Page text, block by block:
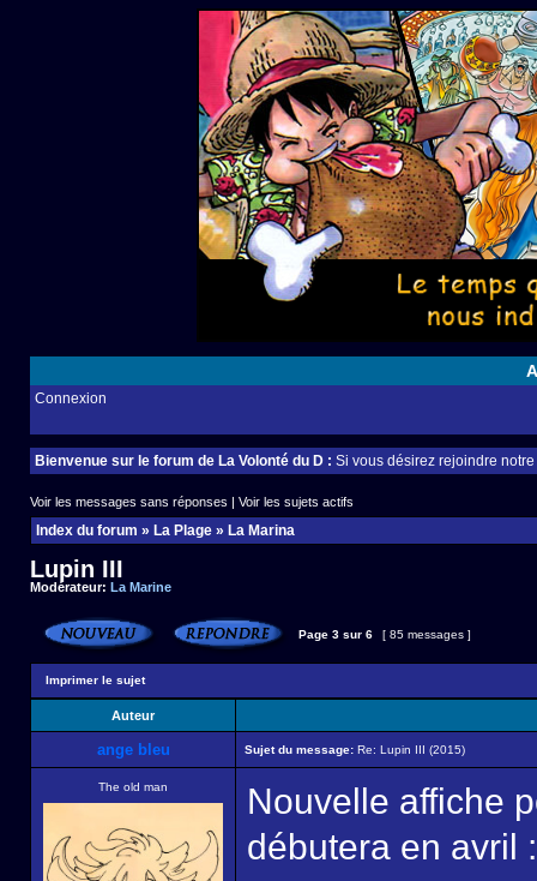
Connexion
Bienvenue sur le forum de La Volonté du D : Si vous désirez rejoindre
Voir les messages sans réponses | Voir les sujets actifs
Index du forum » La Plage » La Marina
Lupin III
Modérateur: La Marine
Page 3 sur 6 [ 85 messages ]
Imprimer le sujet
Auteur
ange bleu Sujet du message: Re: Lupin III (2015)
The old man
Nouvelle affiche
débutera en avril :